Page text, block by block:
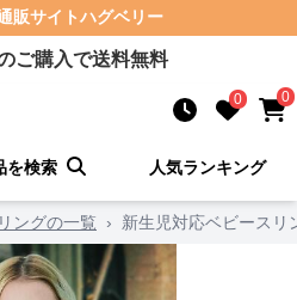
販サイトハグベリー
ご購入で送料無料
0 0
を検索 人気ランキング
ングの一覧 › 新生児対応ベビースリ